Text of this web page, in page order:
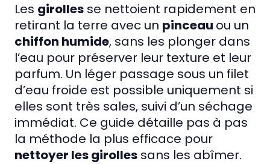
Les girolles se nettoient rapidement en
retirant la terre avec un pinceau ou un
chiffon humide, sans les plonger dans
l’eau pour préserver leur texture et leur
parfum. Un léger passage sous un filet
d’eau froide est possible uniquement si
elles sont très sales, suivi d’un séchage
immédiat. Ce guide détaille pas à pas
la méthode la plus efficace pour
nettoyer les girolles sans les abîmer.